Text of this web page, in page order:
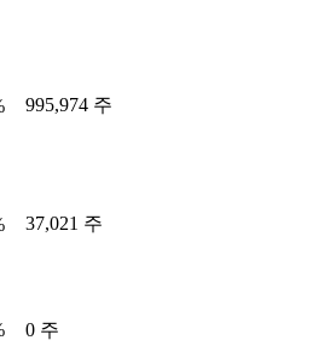
995,974 주
37,021 주
0 주